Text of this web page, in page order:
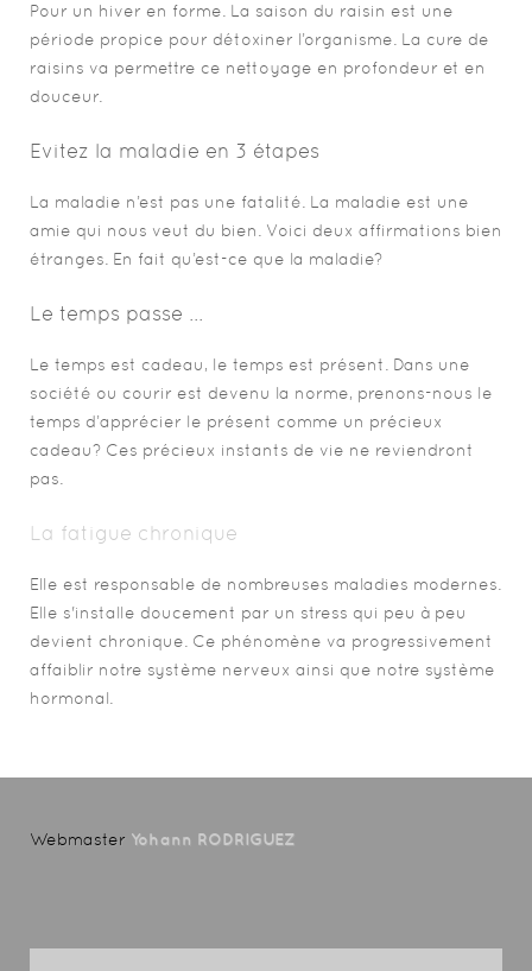
Pour un hiver en forme. La saison du raisin est une
période propice pour détoxiner l’organisme. La cure de
raisins va permettre ce nettoyage en profondeur et en
douceur.
Evitez la maladie en 3 étapes
La maladie n’est pas une fatalité. La maladie est une
amie qui nous veut du bien. Voici deux affirmations bien
étranges. En fait qu’est-ce que la maladie?
Le temps passe ...
Le temps est cadeau, le temps est présent. Dans une
société ou courir est devenu la norme, prenons-nous le
temps d’apprécier le présent comme un précieux
cadeau? Ces précieux instants de vie ne reviendront
pas.
La fatigue chronique
Elle est responsable de nombreuses maladies modernes.
Elle s'installe doucement par un stress qui peu à peu
devient chronique. Ce phénomène va progressivement
affaiblir notre système nerveux ainsi que notre système
hormonal.
Webmaster Yohann RODRIGUEZ